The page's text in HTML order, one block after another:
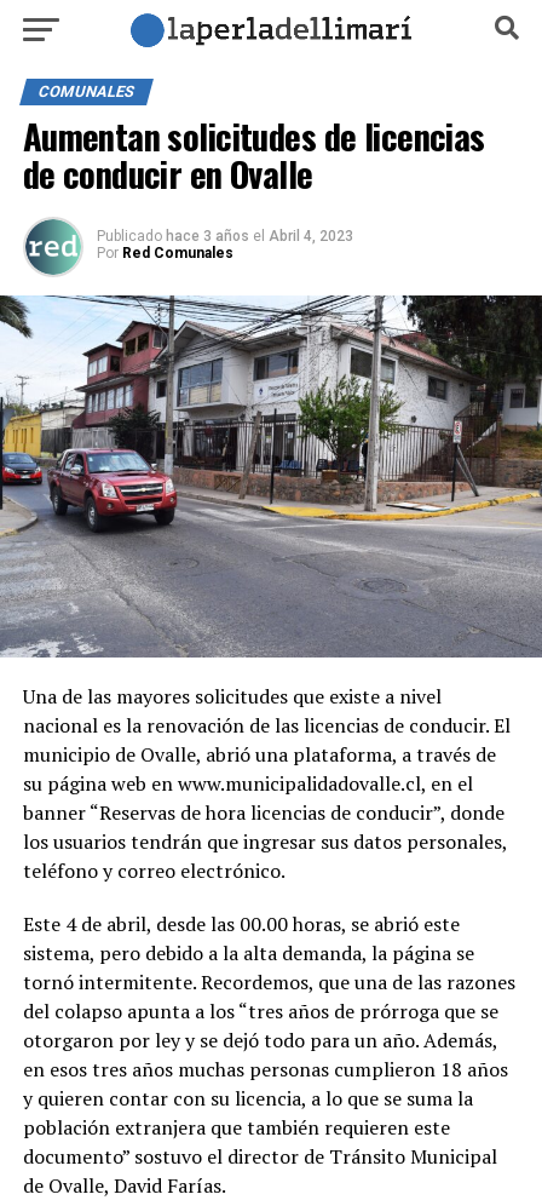
COMUNALES
Aumentan solicitudes de licencias
de conducir en Ovalle
Publicado hace 3 años el Abril 4, 2023
Por Red Comunales
Una de las mayores solicitudes que existe a nivel
nacional es la renovación de las licencias de conducir. El
municipio de Ovalle, abrió una plataforma, a través de
su página web en www.municipalidadovalle.cl, en el
banner “Reservas de hora licencias de conducir”, donde
los usuarios tendrán que ingresar sus datos personales,
teléfono y correo electrónico.
Este 4 de abril, desde las 00.00 horas, se abrió este
sistema, pero debido a la alta demanda, la página se
tornó intermitente. Recordemos, que una de las razones
del colapso apunta a los “tres años de prórroga que se
otorgaron por ley y se dejó todo para un año. Además,
en esos tres años muchas personas cumplieron 18 años
y quieren contar con su licencia, a lo que se suma la
población extranjera que también requieren este
documento” sostuvo el director de Tránsito Municipal
de Ovalle, David Farías.